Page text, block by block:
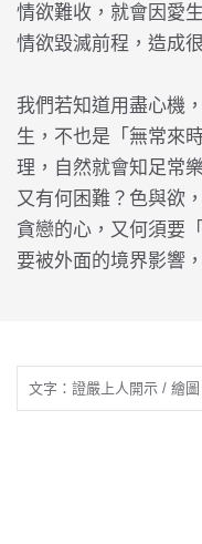
情欲難收，就會因愛
情欲毀滅前程，造成
我們若知道用盡心機
生，不也是「無常來
理，自然就會知足常
又有何困難？色與欲
貪戀的心，又何須要
要被外面的境界影響
文字：證嚴上人開示 / 繪